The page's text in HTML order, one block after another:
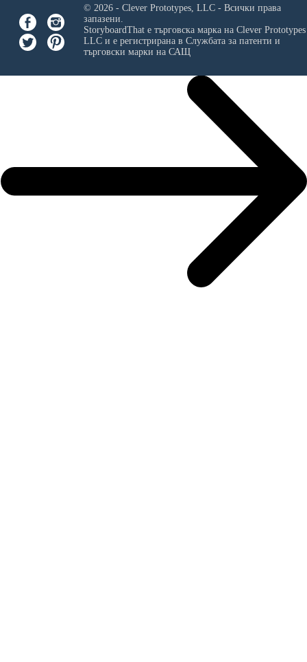
© 2026 - Clever Prototypes, LLC - Всички права
запазени.
StoryboardThat е търговска марка на Clever
LLCи е регистрирана в Службата за патенти и
търговски марки на САЩ